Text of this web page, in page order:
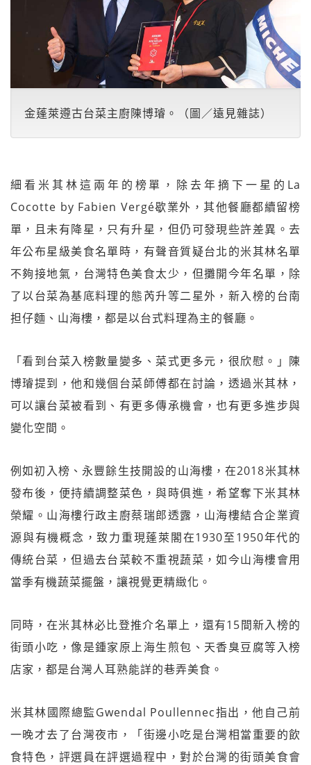
金蓬萊遵古台菜主廚陳博璿。（圖／遠見雜誌）
細看米其林這兩年的榜單，除去年摘下一星的La
Cocotte by Fabien Vergé歇業外，其他餐廳都續留榜
單，且未有降星，只有升星，但仍可發現些許差異。去
年公布星級美食名單時，有聲音質疑台北的米其林名單
不夠接地氣，台灣特色美食太少，但攤開今年名單，除
了以台菜為基底料理的態芮升等二星外，新入榜的台南
担仔麵、山海樓，都是以台式料理為主的餐廳。
「看到台菜入榜數量變多、菜式更多元，很欣慰。」陳
博璿提到，他和幾個台菜師傅都在討論，透過米其林，
可以讓台菜被看到、有更多傳承機會，也有更多進步與
變化空間。
例如初入榜、永豐餘生技開設的山海樓，在2018米其林
發布後，便持續調整菜色，與時俱進，希望奪下米其林
榮耀。山海樓行政主廚蔡瑞郎透露，山海樓結合企業資
源與有機概念，致力重現蓬萊閣在1930至1950年代的
傳統台菜，但過去台菜較不重視蔬菜，如今山海樓會用
當季有機蔬菜擺盤，讓視覺更精緻化。
同時，在米其林必比登推介名單上，還有15間新入榜的
街頭小吃，像是鍾家原上海生煎包、天香臭豆腐等入榜
店家，都是台灣人耳熟能詳的巷弄美食。
米其林國際總監Gwendal Poullennec指出，他自己前
一晚才去了台灣夜市，「街邊小吃是台灣相當重要的飲
食特色，評選員在評選過程中，對於台灣的街頭美食會